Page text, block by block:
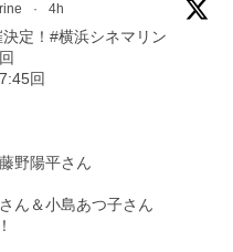
· 4h
決定！#横浜シネマリン
回
藤野陽平さん
ん＆小島あつ子さん